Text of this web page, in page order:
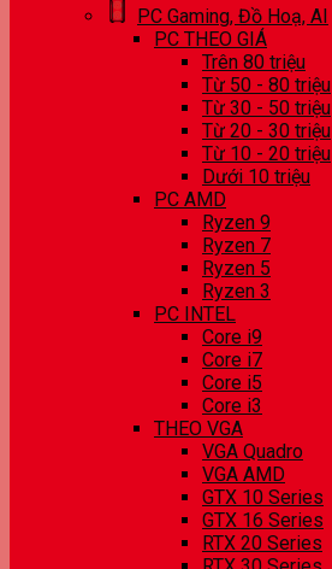
PC Gaming, Đồ Hoạ, AI
PC THEO GIÁ
Trên 80 triệu
Từ 50 - 80 triệu
Từ 30 - 50 triệu
Từ 20 - 30 triệu
Từ 10 - 20 triệu
Dưới 10 triệu
PC AMD
Ryzen 9
Ryzen 7
Ryzen 5
Ryzen 3
PC INTEL
Core i9
Core i7
Core i5
Core i3
THEO VGA
VGA Quadro
VGA AMD
GTX 10 Series
GTX 16 Series
RTX 20 Series